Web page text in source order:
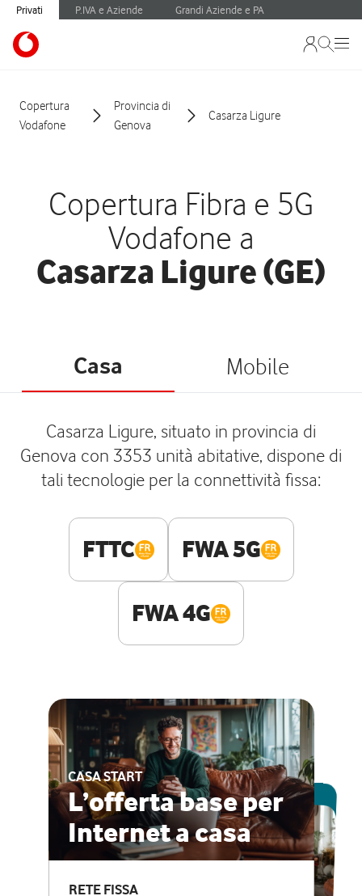
Privati P.IVA e Aziende Grandi Aziende e PA
Copertura
Vodafone
Provincia di
Genova
Casarza Ligure
Copertura Fibra e 5G
Vodafone a
Casarza Ligure (GE)
Casa Mobile
Casarza Ligure, situato in provincia di
Genova con 3353 unità abitative, dispone di
tali tecnologie per la connettività fissa:
FTTC FWA 5G
FWA 4G
CASA START
L’offerta base per
Internet a casa
RETE FISSA
ESCLUSIVA ONLINE
CASA PRO
Internet veloce e